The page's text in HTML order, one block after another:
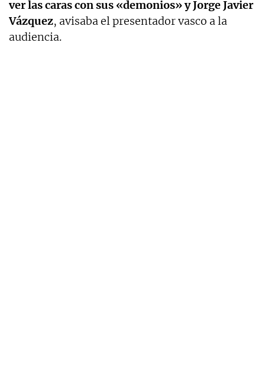
ver las caras con sus «demonios» y Jorge Javier
Vázquez, avisaba el presentador vasco a la
audiencia.